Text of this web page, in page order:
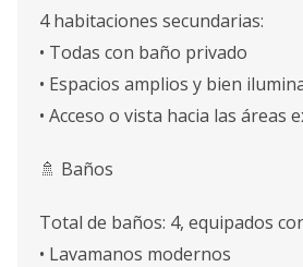
4 habitaciones secundarias:
• Todas con baño privado
• Espacios amplios y bien
• Acceso o vista hacia las áreas
🚿 Baños
Total de baños: 4, equipados
• Lavamanos modernos